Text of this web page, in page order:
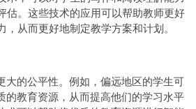
估。这些技术的应用可以帮助教师更好
从而更好地制定教学方案和计划。
大的公平性。例如，偏远地区的学生可
的教育资源，从而提高他们的学习水平